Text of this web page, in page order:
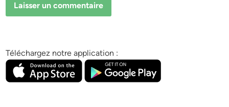
Téléchargez notre application :